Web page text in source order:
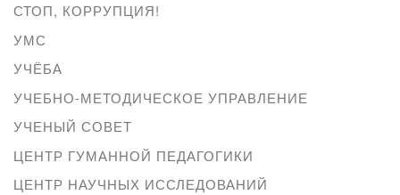
СТОП, КОРРУПЦИЯ!
УМС
УЧЁБА
УЧЕБНО-МЕТОДИЧЕСКОЕ УПРАВЛЕНИЕ
УЧЕНЫЙ СОВЕТ
ЦЕНТР ГУМАННОЙ ПЕДАГОГИКИ
ЦЕНТР НАУЧНЫХ ИССЛЕДОВАНИЙ